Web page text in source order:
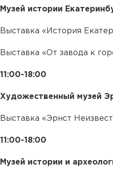
Музей истории
Выставка «История
Выставка «От завода к
11:00-18:00
Художественный музей
Выставка «Эрнст
11:00-18:00
Музей истории и